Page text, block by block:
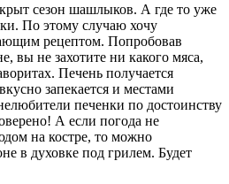
сезон шашлыков. А где то уже
По этому случаю хочу
рецептом. Попробовав
вы не захотите ни какого мяса,
Печень получается
запекается и местами
печенки по достоинству
А если погода не
на костре, то можно
в духовке под грилем. Будет